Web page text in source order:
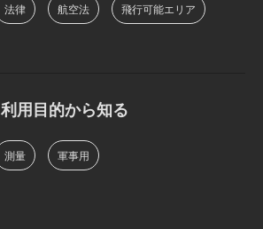
法律 航空法 飛行可能エリア
利用目的から知る
測量 軍事用